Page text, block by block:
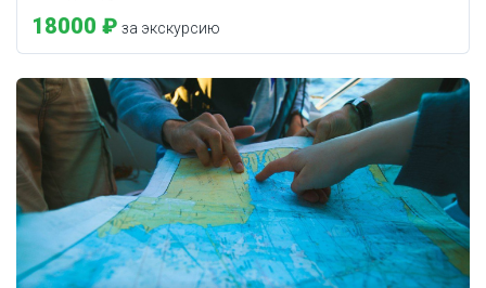
18000 ₽ за экскурсию